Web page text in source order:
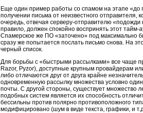
Еще один пример работы со спамом на этапе
получении письма от неизвестного отправителя,
очередь, отвечая серверу-отправителю
правило, должен спокойно воспринять этот
Спамерское же ПО «заточено» под максимально
сразу же попытается послать письмо снова. На
черный список.
Для борьбы с «быстрыми рассылками» все чаще
Razor, Pyzor), доступные крупным провайдерам
либо отличаются друг от друга крайне
одновременную рассылку множества условно
почты. С другой стороны, существует множество
подобных систем является их способность
бессильны против полярно противоположного
модифицировано (шум в виде текста, графики, и